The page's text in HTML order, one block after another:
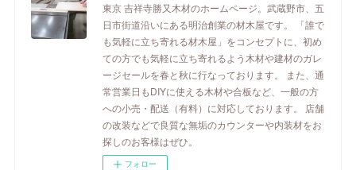
東京 吉祥寺勝又木材のホームページ。武蔵野市、五
日市街道沿いにある明治創業の材木屋です。 「誰で
も気軽に立ち寄れる材木屋」をコンセプトに、初め
ての方でも気軽に立ち寄れるよう木材や建材のガレ
ージセールを春と秋に行なっております。 また、通
常営業日もDIYに使える木材や合板など、一般の方
への小売・配送（有料）に対応しております。 店舗
の改装などで良質な無垢のカウンターや内装材をお
探しのお客様はぜひ。
フォロー